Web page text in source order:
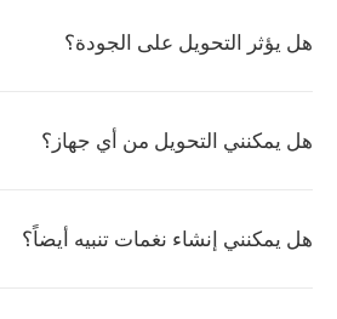
هل يؤثر التحويل على الجودة؟
هل يمكنني التحويل من أي جهاز؟
هل يمكنني إنشاء نغمات تنبيه أيضاً؟